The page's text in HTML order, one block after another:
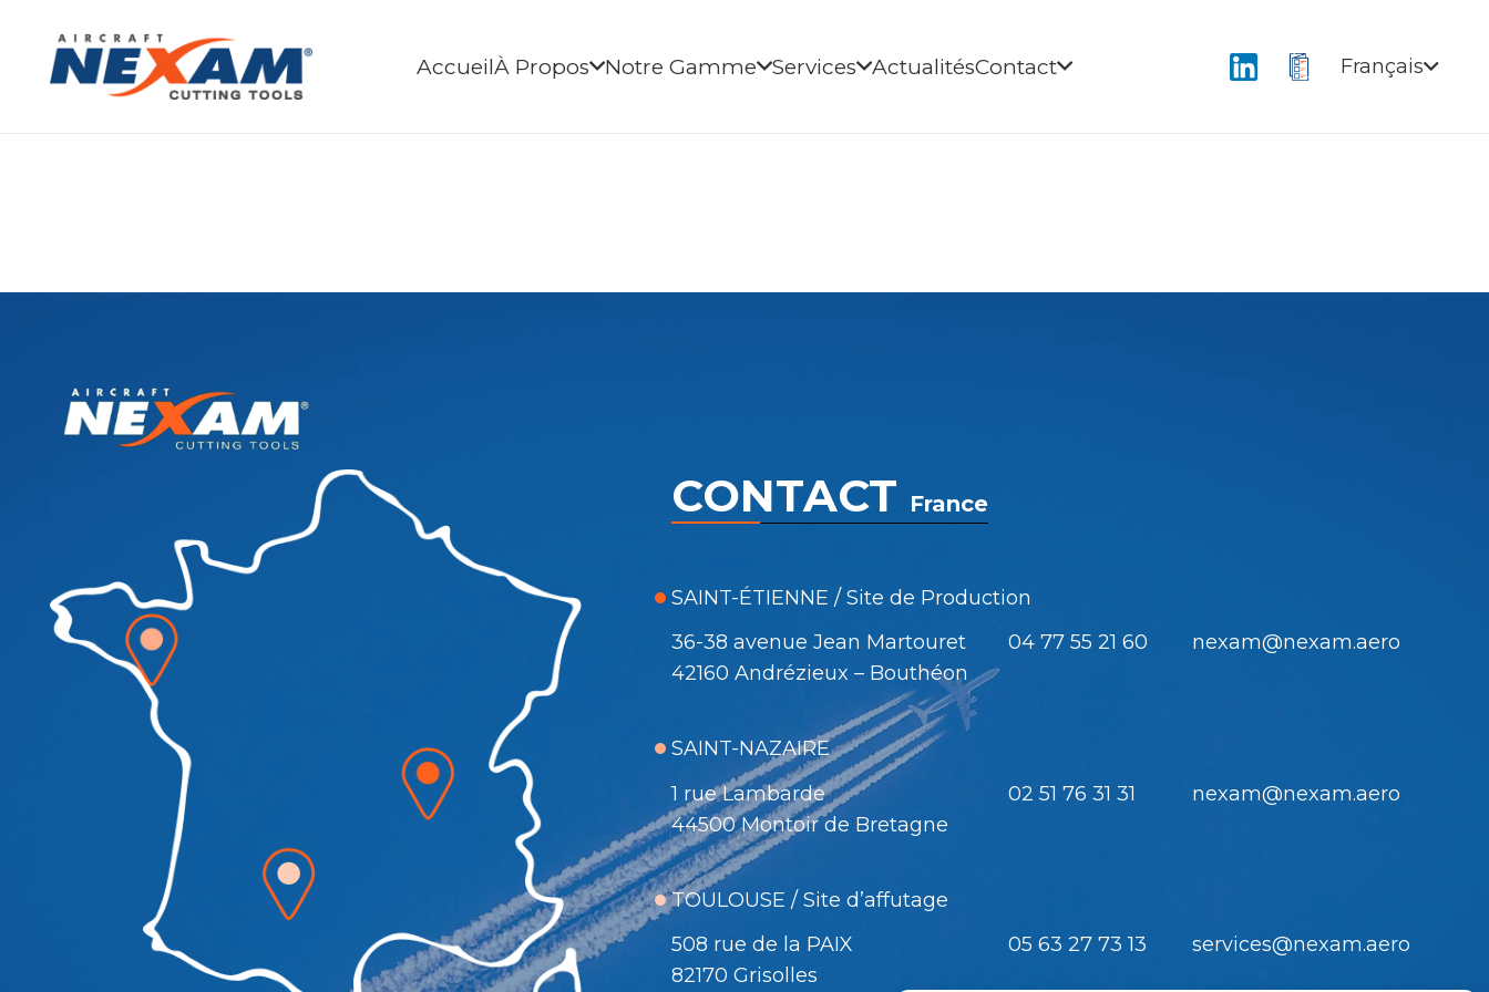
AccueilÀ Propos Notre Gamme Services ActualitésContact Français
CONTACT France
SAINT-ÉTIENNE / Site de Production
36-38 avenue Jean Martouret
42160 Andrézieux – Bouthéon
04 77 55 21 60 nexam@nexam.aero
SAINT-NAZAIRE
1 rue Lambarde
44500 Montoir de Bretagne
02 51 76 31 31 nexam@nexam.aero
TOULOUSE / Site d’affutage
508 rue de la PAIX
82170 Grisolles
05 63 27 73 13 services@nexam.aero